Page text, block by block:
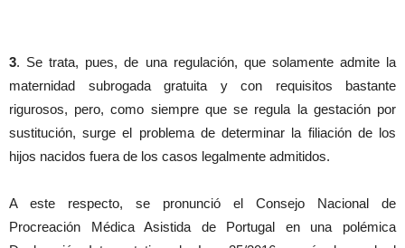
3. Se trata, pues, de una regulación, que solamente admite la
maternidad subrogada gratuita y con requisitos bastante
rigurosos, pero, como siempre que se regula la gestación por
sustitución, surge el problema de determinar la filiación de los
hijos nacidos fuera de los casos legalmente admitidos.
A este respecto, se pronunció el Consejo Nacional de
Procreación Médica Asistida de Portugal en una polémica